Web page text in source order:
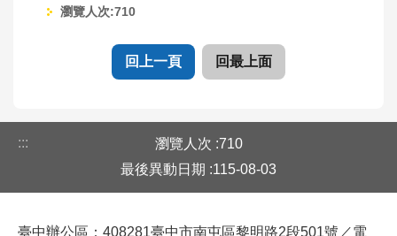
瀏覽人次:710
回上一頁 回最上面
::: 瀏覽人次 710
最後異動日期
115-08-03
臺中辦公區：408281臺中市南屯區黎明路2段501號／電